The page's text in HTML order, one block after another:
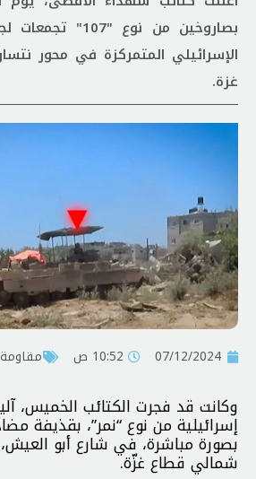
بصاروخين من نوع
الإسرائيلي المتمركزة في محور
غزة.
07/12/2024 10:52 ص مقاومة
وكانت قد فجرت الكتائب الخميس،
إسرائيلية من نوع “نمر”، بقذيفة
بصورة مباشرة، في شارع أبو
شمالي قطاع غزّة.